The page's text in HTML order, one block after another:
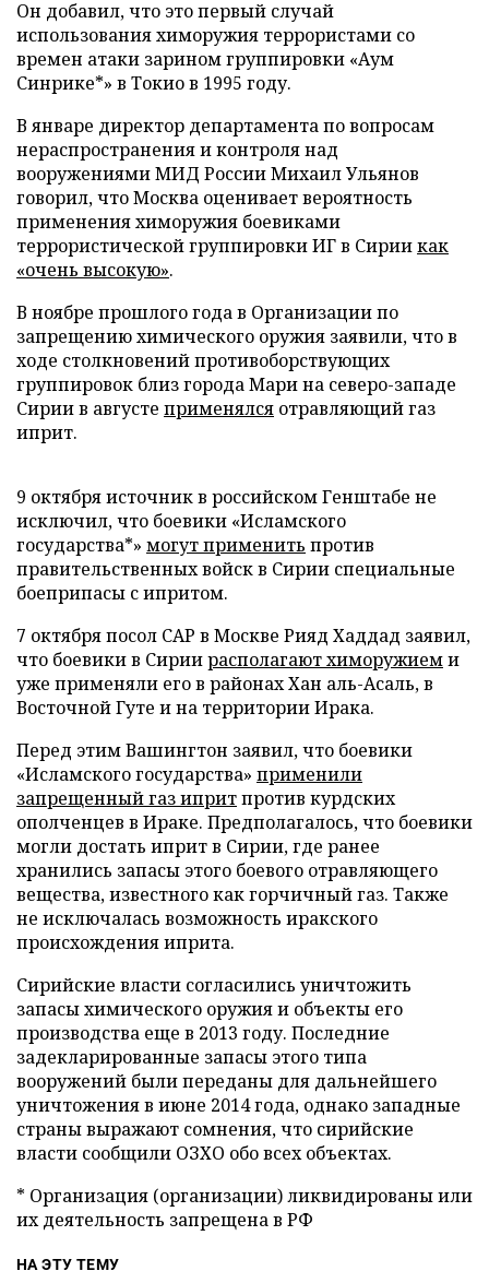
Он добавил, что это первый случай
использования химоружия террористами со
времен атаки зарином группировки «Аум
Синрике*» в Токио в 1995 году.
В январе директор департамента по вопросам
нераспространения и контроля над
вооружениями МИД России Михаил Ульянов
говорил, что Москва оценивает вероятность
применения химоружия боевиками
террористической группировки ИГ в Сириикак
«очень высокую».
В ноябре прошлого года в Организации по
запрещению химического оружия заявили, что в
ходе столкновений противоборствующих
группировок близ города Мари на северо-западе
Сирии в августе применялся отравляющий газ
иприт.
9 октября источник в российском Генштабе не
исключил, что боевики «Исламского
государства*» могут применить против
правительственных войск в Сирии специальные
боеприпасы с ипритом.
7 октября посол САР в Москве Рияд Хаддад заявил,
что боевики в Сириирасполагают химоружиеми
уже применяли его в районах Хан аль-Асаль, в
Восточной Гуте и на территории Ирака.
Перед этим Вашингтон заявил, что боевики
«Исламского государства» применили
запрещенный газ ипритпротив курдских
ополченцев в Ираке. Предполагалось, что боевики
могли достать иприт в Сирии, где ранее
хранились запасы этого боевого отравляющего
вещества, известного как горчичный газ. Также
не исключалась возможность иракского
происхождения иприта.
Сирийские власти согласились уничтожить
запасы химического оружия и объекты его
производства еще в 2013 году. Последние
задекларированные запасы этого типа
вооружений были переданы для дальнейшего
уничтожения в июне 2014 года, однако западные
страны выражают сомнения, что сирийские
власти сообщили ОЗХО обо всех объектах.
* Организация (организации) ликвидированы или
их деятельность запрещена в РФ
НА ЭТУ ТЕМУ